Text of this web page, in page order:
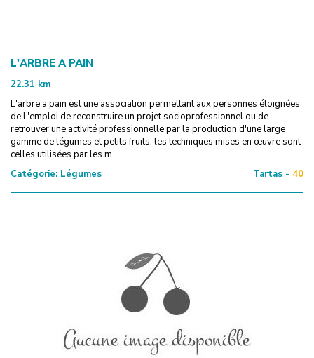
L'ARBRE A PAIN
22.31 km
L'arbre a pain est une association permettant aux personnes éloignées
de l"emploi de reconstruire un projet socioprofessionnel ou de
retrouver une activité professionnelle par la production d'une large
gamme de légumes et petits fruits. les techniques mises en œuvre sont
celles utilisées par les m...
Catégorie: Légumes Tartas - 40